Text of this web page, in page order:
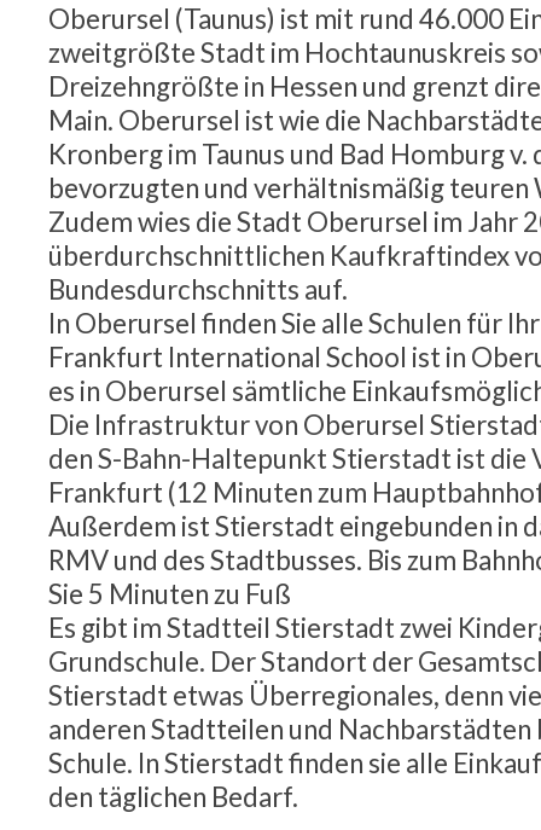
Oberursel (Taunus) ist mit rund 46.000
zweitgrößte Stadt im Hochtaunuskreis
Dreizehngrößte in Hessen und grenzt
Main. Oberursel ist wie die
Kronberg im Taunus und Bad Homburg v.
bevorzugten und verhältnismäßig teuren
Zudem wies die Stadt Oberursel im Jahr
überdurchschnittlichen Kaufkraftindex
Bundesdurchschnitts auf.
In Oberursel finden Sie alle Schulen für
Frankfurt International School ist in
es in Oberursel sämtliche
Die Infrastruktur von Oberursel
den S-Bahn-Haltepunkt Stierstadt ist die
Frankfurt (12 Minuten zum
Außerdem ist Stierstadt eingebunden in
RMV und des Stadtbusses. Bis zum
Sie 5 Minuten zu Fuß
Es gibt im Stadtteil Stierstadt zwei
Grundschule. Der Standort der
Stierstadt etwas Überregionales, denn
anderen Stadtteilen und Nachbarstädten
Schule. In Stierstadt finden sie alle
den täglichen Bedarf.